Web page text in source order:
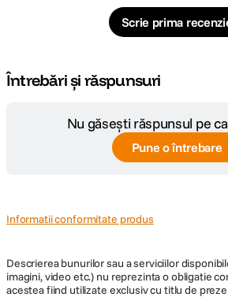
DETALII PRODUCATORScrie prima
Întrebări și răspunsuri
Nu găsești răspunsul pe
Pune o întrebare
Informatii conformitate produs
Descrierea bunurilor sau a serviciilor
imagini, video etc.) nu reprezinta o obligatie
acestea fiind utilizate exclusiv cu titlu de